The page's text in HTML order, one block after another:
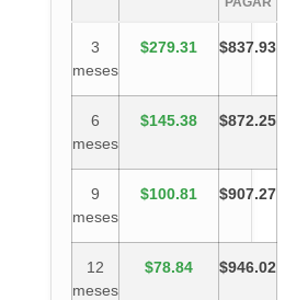
3
meses
$279.31 $837.93
6
meses
$145.38 $872.25
9
meses
$100.81 $907.27
12
meses
$78.84 $946.02